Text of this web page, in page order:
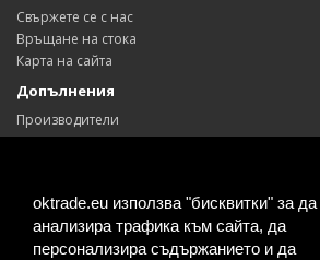
oktrade.eu използва "бисквитки" за да
анализира трафика към сайта, да
персонализира съдържанието и да
Свържете се с нас
Връщане на стока
Карта на сайта
Допълнения
Производители
Ваучери
Моят профил